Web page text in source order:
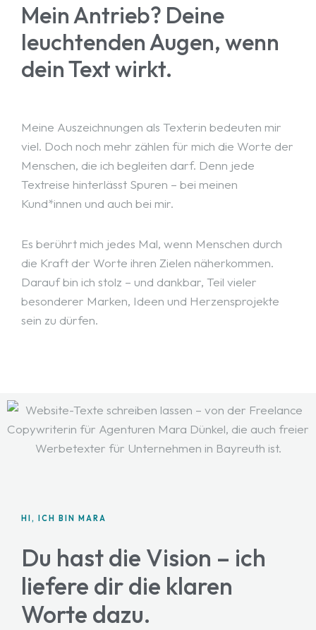
Mein Antrieb? Deine
leuchtenden Augen, wenn
dein Text wirkt.
Meine Auszeichnungen als Texterin bedeuten mir
viel. Doch noch mehr zählen für mich die Worte der
Menschen, die ich begleiten darf. Denn jede
Textreise hinterlässt Spuren – bei meinen
Kund*innen und auch bei mir.
Es berührt mich jedes Mal, wenn Menschen durch
die Kraft der Worte ihren Zielen näherkommen.
Darauf bin ich stolz – und dankbar, Teil vieler
besonderer Marken, Ideen und Herzensprojekte
sein zu dürfen.
HI, ICH BIN MARA
Du hast die Vision – ich
liefere dir die klaren
Worte dazu.